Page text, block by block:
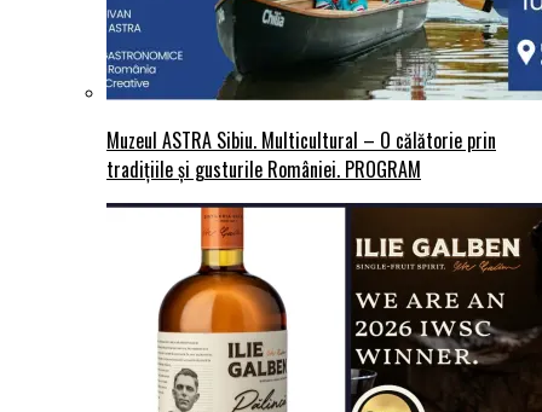
Muzeul ASTRA Sibiu. Multicultural – O călătorie prin
tradițiile și gusturile României. PROGRAM